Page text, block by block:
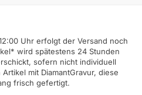
Uhr erfolgt der Versand noch
wird spätestens 24 Stunden
sofern nicht individuell
mit DiamantGravur, diese
frisch gefertigt.